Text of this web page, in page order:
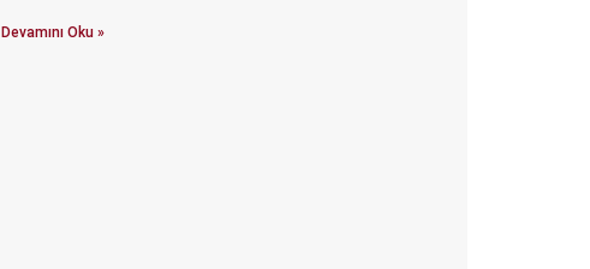
Devamını Oku »